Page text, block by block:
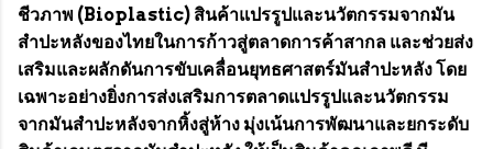
ชีวภาพ (Bioplastic) สินค้าแปรรูปและนวัตกรรมจากมัน
สำปะหลังของไทยในการก้าวสู่ตลาดการค้าสากล และช่วยส่ง
เสริมและผลักดันการขับเคลื่อนยุทธศาสตร์มันสำปะหลัง โดย
เฉพาะอย่างยิ่งการส่งเสริมการตลาดแปรรูปและนวัตกรรม
จากมันสำปะหลังจากหิ้งสู่ห้าง มุ่งเน้นการพัฒนาและยกระดับ